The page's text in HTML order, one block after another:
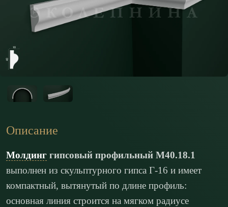
Описание
Молдинг гипсовый профильный М40.18.1
выполнен из скульптурного гипса Г-16 и имеет
компактный, вытянутый по длине профиль:
основная линия строится на мягком радиусе